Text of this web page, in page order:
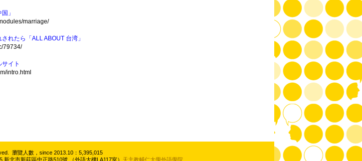
」
marriage/
れたら「 ALL ABOUT 台湾」
79734/
イト
intro.html
瀏覽人數，since 2013.10：5,395,015
北市新莊區中正路510號 （外語大樓LA117室） 天主教輔仁大學外語學院